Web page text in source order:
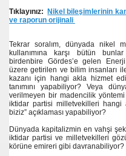
Tıklayınız:
Nikel bileşimlerinin
ve raporun orijinali
Tekrar soralım, dünyada nikel
kullanımına karşı bütün
birdenbire Gördes’e gelen
üzere getirilen ve bilim insanları
kazanı için hangi akla hizmet
tanımını yapabiliyor? Veya
verilmeyen bir madencilik
iktidar partisi milletvekilleri
biziz” açıklaması yapabiliyor?
Dünyada kapitalizmin en vahşi
iktidar partisi ve milletvekilleri
körüne emireri gibi davranabiliyor?